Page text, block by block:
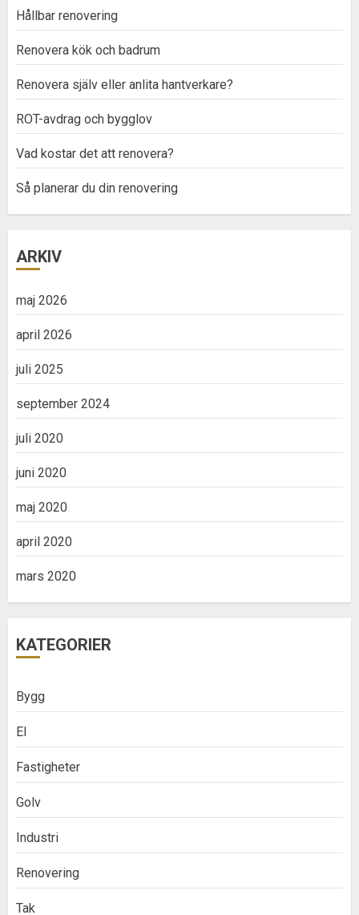
Hållbar renovering
Renovera kök och badrum
Renovera själv eller anlita hantverkare?
ROT-avdrag och bygglov
Vad kostar det att renovera?
Så planerar du din renovering
ARKIV
maj 2026
april 2026
juli 2025
september 2024
juli 2020
juni 2020
maj 2020
april 2020
mars 2020
KATEGORIER
Bygg
El
Fastigheter
Golv
Industri
Renovering
Tak